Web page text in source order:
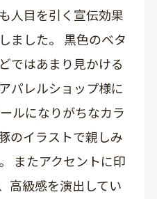
人目を引く宣伝効果
ました。 黒色のベタ
ではあまり見かける
パレルショップ様に
ルになりがちなカラ
のイラストで親しみ
またアクセントに印
高級感を演出してい